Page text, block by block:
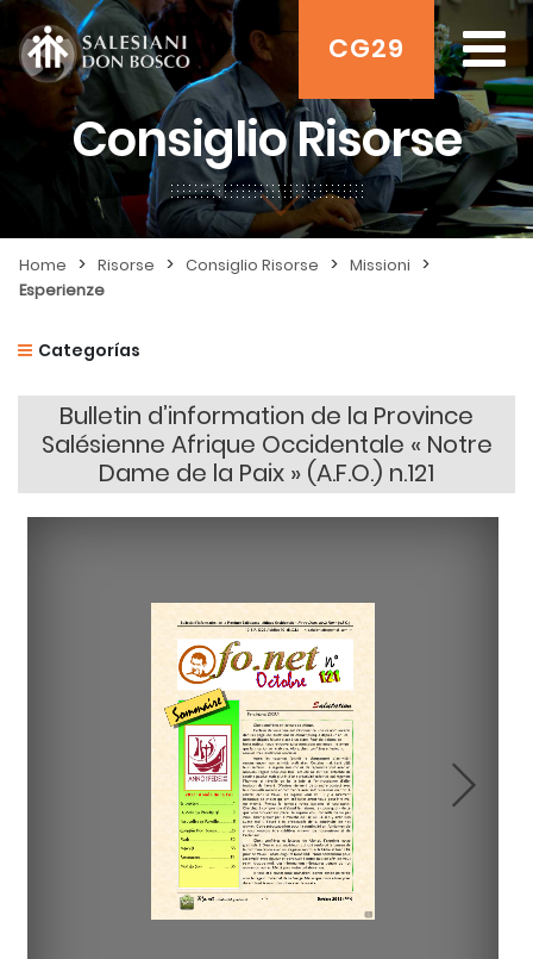
CG29
Consiglio Risorse
Home > Risorse > Consiglio Risorse > Missioni >
Esperienze
Categorías
Bulletin d’information de la Province
Salésienne Afrique Occidentale « Notre
Dame de la Paix » (A.F.O.) n.121